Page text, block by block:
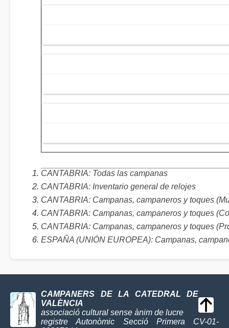
CANTABRIA: Todas las campanas
CANTABRIA: Inventario general de relojes
CANTABRIA: Campanas, campaneros y toques
CANTABRIA: Campanas, campaneros y toques
CANTABRIA: Campanas, campaneros y toques
ESPAÑA (UNIÓN EUROPEA): Campanas,
CAMPANERS DE LA CATEDRAL DE
VALÈNCIA
associació cultural sense ànim de lucre
registre Autonòmic Secció Primera CV-01-